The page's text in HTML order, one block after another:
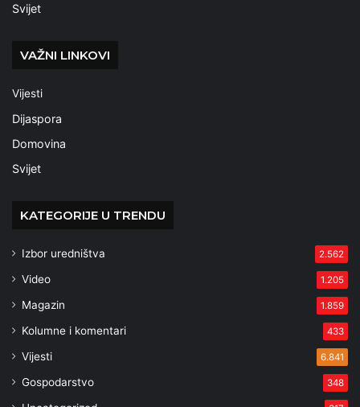
Svijet
VAŽNI LINKOVI
Vijesti
Dijaspora
Domovina
Svijet
KATEGORIJE U TRENDU
Izbor uredništva 2.562
Video 1.205
Magazin 1.859
Kolumne i komentari 433
Vijesti 6.841
Gospodarstvo 348